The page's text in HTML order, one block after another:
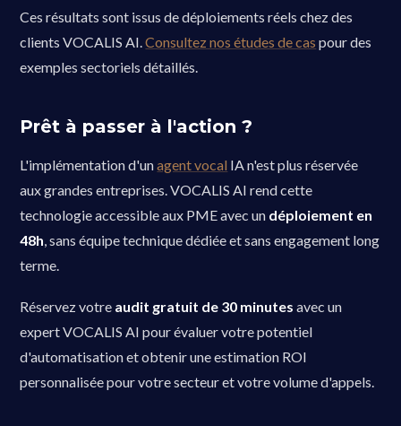
Ces résultats sont issus de déploiements réels chez des
clients VOCALIS AI.Consultez nos études de cas pour des
exemples sectoriels détaillés.
Prêt à passer à l'action ?
L'implémentation d'unagent vocal IA n'est plus réservée
aux grandes entreprises. VOCALIS AI rend cette
technologie accessible aux PME avec un déploiement en
48h, sans équipe technique dédiée et sans engagement long
terme.
Réservez votre audit gratuit de 30 minutes avec un
expert VOCALIS AI pour évaluer votre potentiel
d'automatisation et obtenir une estimation ROI
personnalisée pour votre secteur et votre volume d'appels.